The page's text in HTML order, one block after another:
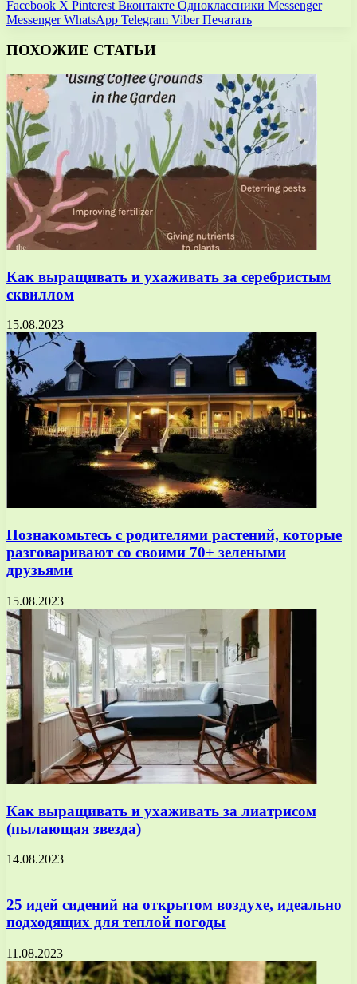
Facebook X Pinterest Вконтакте Одноклассники Messenger
Messenger WhatsApp Telegram Viber Печатать
ПОХОЖИЕ СТАТЬИ
Как выращивать и ухаживать за серебристым
сквиллом
15.08.2023
Познакомьтесь с родителями растений, которые
разговаривают со своими 70+ зелеными
друзьями
15.08.2023
Как выращивать и ухаживать за лиатрисом
(пылающая звезда)
14.08.2023
25 идей сидений на открытом воздухе, идеально
подходящих для теплой погоды
11.08.2023